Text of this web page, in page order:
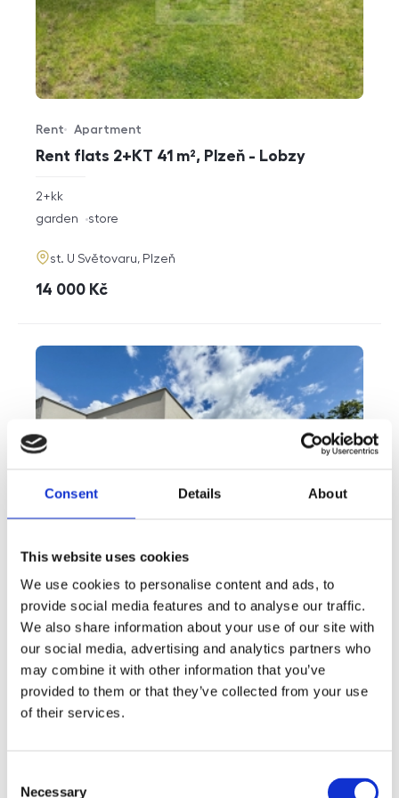
Consent Details About
This website uses cookies
We use cookies to personalise content and ads, to
provide social media features and to analyse our traffic.
We also share information about your use of our site with
our social media, advertising and analytics partners who
may combine it with other information that you’ve
provided to them or that they’ve collected from your use
of their services.
Necessary
Rent flats 2+KT 41 m², Plzeň - Lobzy
Offer type
Rent
Property type
Apartment
rozměry
disposition
2+kk
funkce
garden store
adresa
st. U Světovaru, Plzeň
cena
14 000 Kč
Sale houses Family, 181 m² - Unhošť
Offer type
Sale
Property type
House
Virtuální prohlídka
360° video
rozměry
Family
funkce
garge terrace
cena
15 500 000